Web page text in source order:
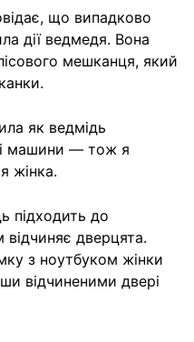
що випадково
дії ведмедя. Вона
мешканця, який
як ведмідь
машини — тож я
жінка.
підходить до
дверцята.
з ноутбуком жінки
відчиненими двері